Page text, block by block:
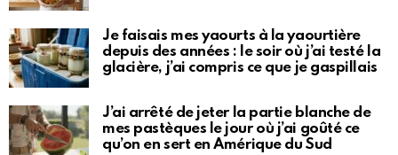
Je faisais mes yaourts à la yaourtière
depuis des années : le soir où j’ai testé la
glacière, j’ai compris ce que je gaspillais
J’ai arrêté de jeter la partie blanche de
mes pastèques le jour où j’ai goûté ce
qu’on en sert en Amérique du Sud